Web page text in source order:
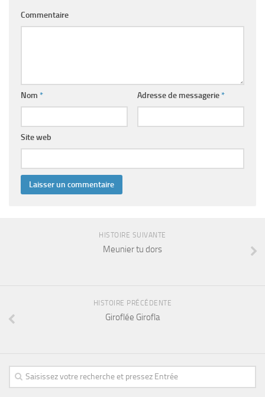
Commentaire
Nom * Adresse de messagerie*
Site web
HISTOIRE SUIVANTE
Meunier tu dors
HISTOIRE PRÉCÉDENTE
Giroflée Girofla